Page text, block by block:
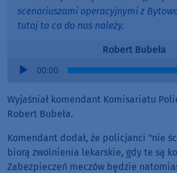
scenariuszami operacyjnymi z
tutaj to co do nas należy.
Robert Bubeła
Audio
00:00
Wyjaśniał komendant Komisariatu
Robert Bubeła.
Komendant dodał, że policjanci "nie
biorą zwolnienia lekarskie, gdy te są
Zabezpieczeń meczów będzie